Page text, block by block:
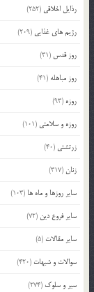
رذایل اخلاقی (252)
رژیم های غذایی (209)
روز قدس (31)
روز مباهله (41)
روزه (93)
روزه و سلامتی (101)
زرتشتی (40)
زنان(317)
سایر روزها و ماه ها (103)
سایر فروع دین (72)
سایر مقالات (5)
سوالات و شبهات (420)
سیر و سلوک (274)